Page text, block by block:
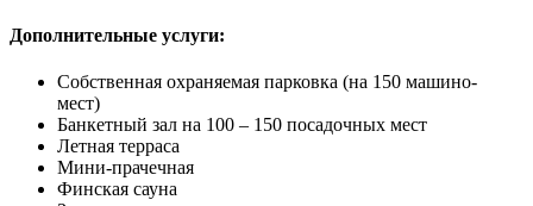
Дополнительные услуги:
Собственная охраняемая парковка (на 150 машино-
мест)
Банкетный зал на 100 – 150 посадочных мест
Летная терраса
Мини-прачечная
Финская сауна